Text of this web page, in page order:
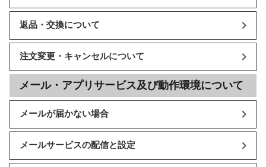
返品・交換について
注文変更・キャンセルについて
メール・アプリサービス及び動作環境について
メールが届かない場合
メールサービスの配信と設定